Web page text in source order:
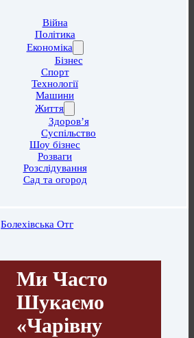
Війна
Політика
Економіка
Бізнес
Спорт
Технології
Машини
Життя
Здоров’я
Суспільство
Шоу бізнес
Розваги
Розслідування
Сад та огород
Болехівська Отг
Ми Часто
Шукаємо
«чарівну